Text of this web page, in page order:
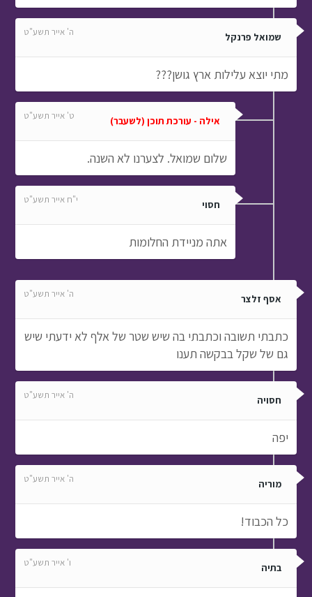
שמואל פרנקל ה' אייר תשע"ט
מתי יוצא עלילות ארץ גושן???
אילה - עורכת תוכן (לשעבר) ט' אייר תשע"ט
שלום שמואל. לצערנו לא השנה.
חסוי י"ח אייר תשע"ט
אתה מניידת החלומות
אסף זלצר ה' אייר תשע"ט
כתבתי תשובה וכתבתי בה שיש שטר של אלף לא ידעתי שיש
גם של שקל בבקשה תענו
חסויה ה' אייר תשע"ט
יפה
מוריה ה' אייר תשע"ט
כל הכבוד!
בתיה ו' אייר תשע"ט